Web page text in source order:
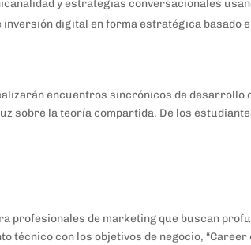
y estrategias conversacionales
digital en forma estratégica basado
encuentros sincrónicos de desarrollo
sobre la teoría compartida. De los
profesionales de marketing que buscan
técnico con los objetivos de negocio,